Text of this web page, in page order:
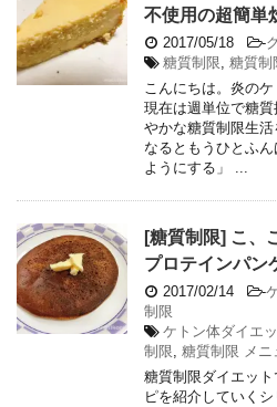
不使用の超簡単
2017/05/18 -
糖質制限, 糖質制
こんにちは。炎のケ
現在は週単位で糖
やかな糖質制限生
なるともうひとふ
ようにする」 ...
[糖質制限] こ、
プロテインパン
2017/02/14 -
制限
ケトン体ダイエ
制限, 糖質制限 メニ
糖質制限ダイエッ
ピを紹介していく